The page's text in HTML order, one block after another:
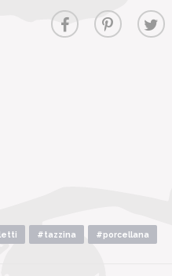
#tazzina #porcellana